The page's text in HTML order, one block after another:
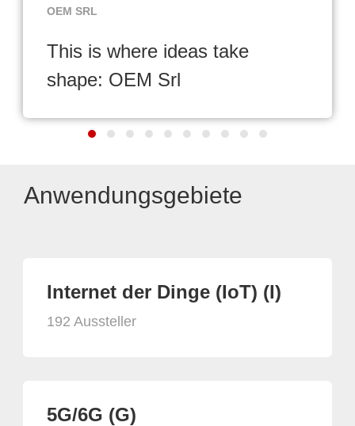
OEM SRL
This is where ideas take
shape: OEM Srl
Anwendungsgebiete
Internet der Dinge (IoT) (I)
192 Aussteller
5G/6G (G)